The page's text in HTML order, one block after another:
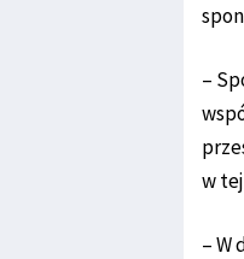
–
w
– W